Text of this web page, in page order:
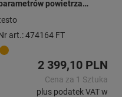
powietrza
do pomiaru
FT
art.: 474164 FT
2 399,10 PLN
Cena za 1 Sztuka
plus podatek VAT w